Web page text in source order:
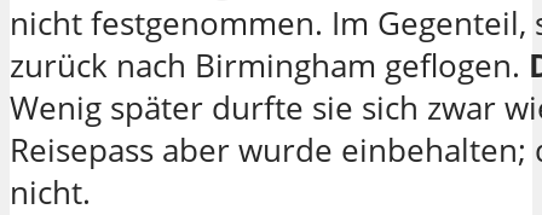
nicht festgenommen. Im
zurück nach Birmingham geflogen.
Wenig später durfte sie sich zwar
Reisepass aber wurde
nicht.